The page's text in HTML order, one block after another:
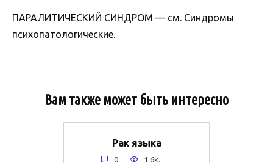
ПАРАЛИТИЧЕСКИЙ СИНДРОМ — см. Синдромы
психопатологические.
Вам также может быть интересно
Рак языка
0 1.6к.